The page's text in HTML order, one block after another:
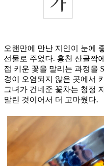
오랜만에 만난 지인이 눈에
선물로 주었다. 홍천 산골짝
접 키운 꽃을 말리는 과정을
경이 오염되지 않은 곳에서
그녀가 건네준 꽃차는 청정
말린 것이어서 더 고마웠다.